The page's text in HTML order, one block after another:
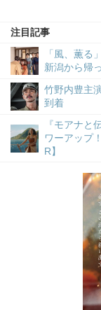
注目記事
「風、薫
新潟から帰
竹野内豊主
到着
『モアナと
ワーアップ
R】